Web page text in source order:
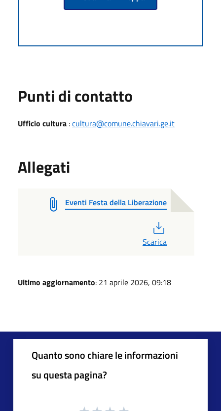
Punti di contatto
Ufficio cultura :cultura@comune.chiavari.ge.it
Allegati
Eventi Festa della Liberazione
Scarica
Ultimo aggiornamento: 21 aprile 2026, 09:18
Quanto sono chiare le informazioni
su questa pagina?